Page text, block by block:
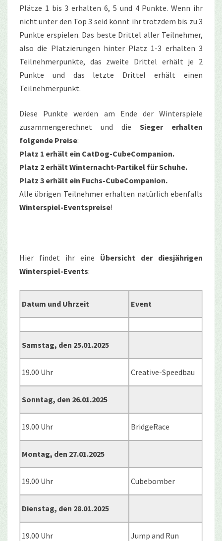
Plätze 1 bis 3 erhalten 6, 5 und 4 Punkte. Wenn ihr
nicht unter den Top 3 seid könnt ihr trotzdem bis zu 3
Punkte erspielen. Das beste Drittel aller Teilnehmer,
also die Platzierungen hinter Platz 1-3 erhalten 3
Teilnehmerpunkte, das zweite Drittel erhält je 2
Punkte und das letzte Drittel erhält einen
Teilnehmerpunkt.
Diese Punkte werden am Ende der Winterspiele
zusammengerechnet und die Sieger erhalten
folgende Preise:
Platz 1 erhält ein CatDog-CubeCompanion.
Platz 2 erhält Winternacht-Partikel für Schuhe.
Platz 3 erhält ein Fuchs-CubeCompanion.
Alle übrigen Teilnehmer erhalten natürlich ebenfalls
Winterspiel-Eventspreise!
Hier findet ihr eine Übersicht der diesjährigen
Winterspiel-Events:
Datum und Uhrzeit Event
Samstag, den 25.01.2025
19.00 Uhr Creative-Speedbau
Sonntag, den 26.01.2025
19.00 Uhr BridgeRace
Montag, den 27.01.2025
19.00 Uhr Cubebomber
Dienstag, den 28.01.2025
19.00 Uhr Jump and Run